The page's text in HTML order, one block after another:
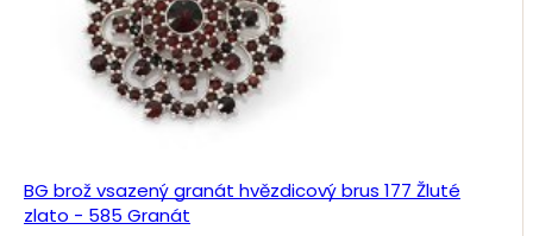
BG brož vsazený granát hvězdicový brus 177 Žluté
zlato - 585 Granát